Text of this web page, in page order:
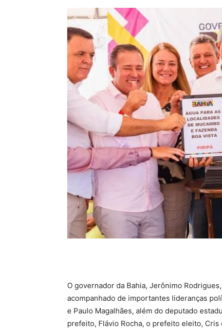
O governador da Bahia, Jerônimo
acompanhado de importantes lideranças
e Paulo Magalhães, além do deputado
prefeito, Flávio Rocha, o prefeito eleito,